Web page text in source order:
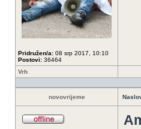
Pridružen/a: 08 srp 2017, 10:10
Postovi: 36464
Vrh
novovrijeme